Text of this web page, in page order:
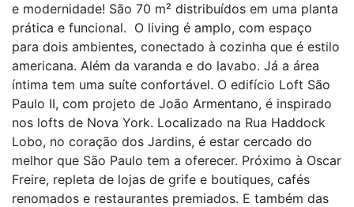
e modernidade! São 70 m² distribuídos em uma planta
prática e funcional. O living é amplo, com espaço
para dois ambientes, conectado à cozinha que é estilo
americana. Além da varanda e do lavabo. Já a área
íntima tem uma suíte confortável. O edifício Loft São
Paulo II, com projeto de João Armentano, é inspirado
nos lofts de Nova York. Localizado na Rua Haddock
Lobo, no coração dos Jardins, é estar cercado do
melhor que São Paulo tem a oferecer. Próximo à Oscar
Freire, repleta de lojas de grife e boutiques, cafés
renomados e restaurantes premiados. E também das